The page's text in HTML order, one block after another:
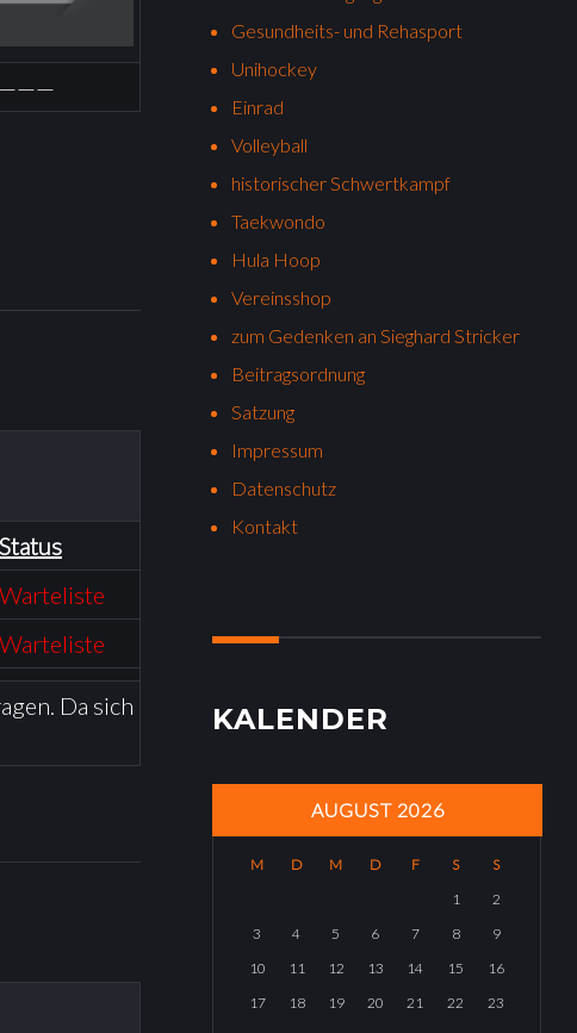
———
Status
Warteliste
Warteliste
Da sich
Gesundheits- und Rehasport
Unihockey
Einrad
Volleyball
historischer Schwertkampf
Taekwondo
Hula Hoop
Vereinsshop
zum Gedenken an Sieghard Stricker
Beitragsordnung
Satzung
Impressum
Datenschutz
Kontakt
KALENDER
AUGUST 2026
M D M D F S
S
1
2
3
4 5 6 7 8
9
10
11 12 13 14 15
16
17
18 19 20 21 22
23